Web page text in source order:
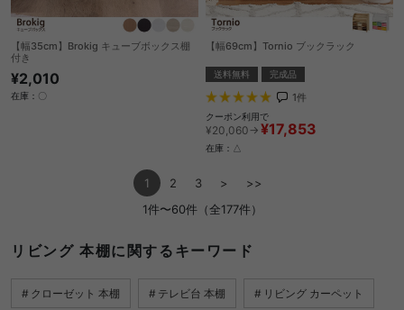
【幅35cm】Brokig キューブボックス棚
付き
¥2,010
在庫：〇
【幅69cm】Tornio ブックラック
送料無料 完成品
1件
クーポン利用で
¥20,060→ ¥17,853
在庫：△
1 2 3 >
>>
1件〜60件（全177件）
リビング 本棚に関するキーワード
クローゼット 本棚 テレビ台 本棚 リビング カーペット